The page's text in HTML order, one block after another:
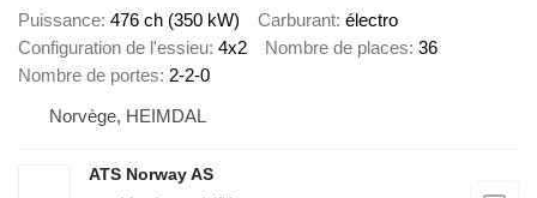
Puissance 476 ch (350 kW) Carburant électro
Configuration de l'essieu 4x2 Nombre de places 36
Nombre de portes 2-2-0
Norvège, HEIMDAL
ATS Norway AS